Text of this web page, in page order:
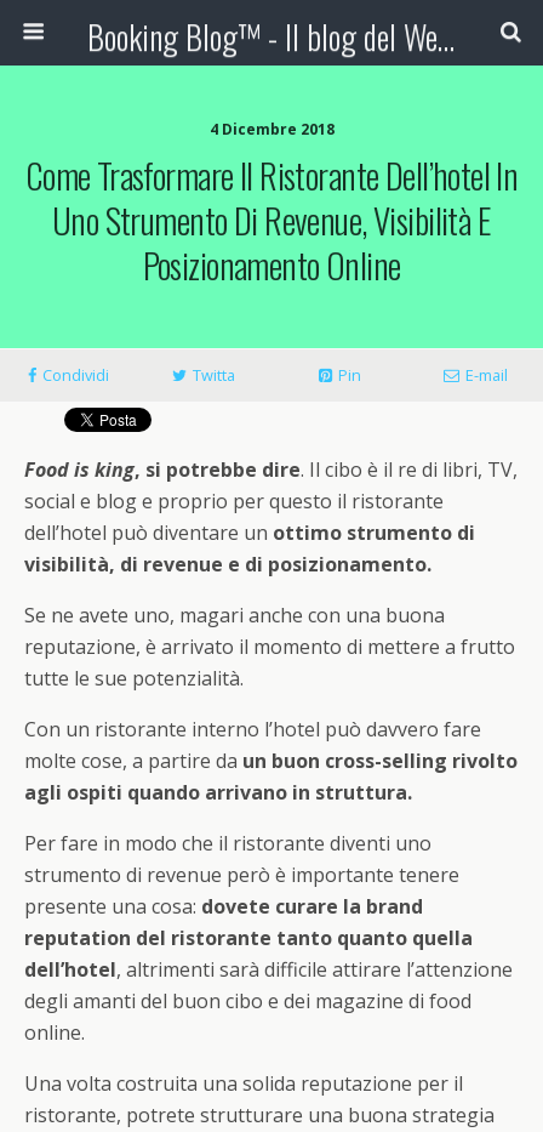
Booking Blog™ - Il blog del Web Marketing Turistico
4 Dicembre 2018
Come Trasformare Il Ristorante Dell’hotel In
Uno Strumento Di Revenue, Visibilità E
Posizionamento Online
Condividi Twitta Pin E-mail
Food is king, si potrebbe dire. Il cibo è il re di libri, TV,
social e blog e proprio per questo il ristorante
dell’hotel può diventare un ottimo strumento di
visibilità, di revenue e di posizionamento.
Se ne avete uno, magari anche con una buona
reputazione, è arrivato il momento di mettere a frutto
tutte le sue potenzialità.
Con un ristorante interno l’hotel può davvero fare
molte cose, a partire da un buon cross-selling rivolto
agli ospiti quando arrivano in struttura.
Per fare in modo che il ristorante diventi uno
strumento di revenue però è importante tenere
presente una cosa: dovete curare la brand
reputation del ristorante tanto quanto quella
dell’hotel, altrimenti sarà difficile attirare l’attenzione
degli amanti del buon cibo e dei magazine di food
online.
Una volta costruita una solida reputazione per il
ristorante, potrete strutturare una buona strategia